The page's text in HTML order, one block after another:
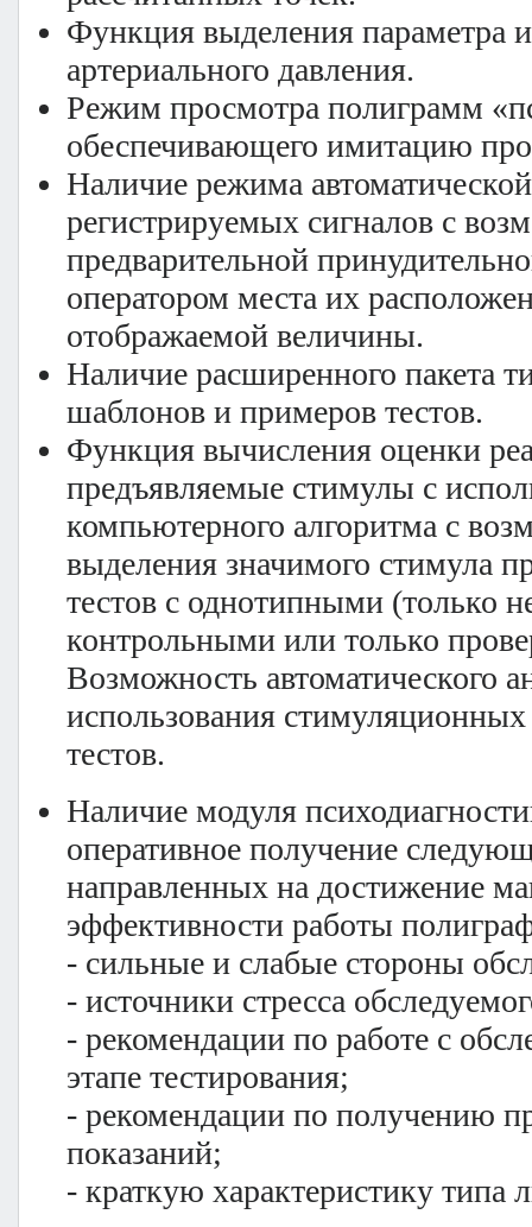
Функция выделения параметра
артериального давления.
Режим просмотра полиграмм
обеспечивающего имитацию
Наличие режима
регистрируемых сигналов с
предварительной
оператором места их
отображаемой величины.
Наличие расширенного пакета
шаблонов и примеров тестов.
Функция вычисления оценки
предъявляемые стимулы с
компьютерного алгоритма с
выделения значимого стимула
тестов с однотипными (только
контрольными или только
Возможность автоматического
использования
тестов.
Наличие модуля
оперативное получение
направленных на достижение
эффективности работы
- сильные и слабые стороны
- источники стресса
- рекомендации по работе с
этапе тестирования;
- рекомендации по получению
показаний;
- краткую характеристику типа